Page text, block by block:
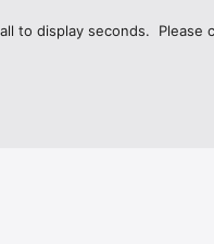
作成して、AppleWatch単体で
可能。iPhoneと同期して動作
ことで制限なくご利用いただけ
to display seconds.  Please